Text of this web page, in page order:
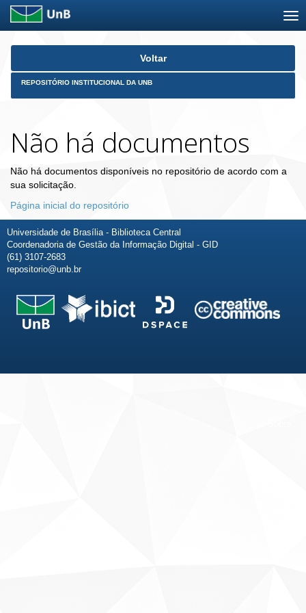
Skip
Voltar
REPOSITÓRIO INSTITUCIONAL DA UNB
Não há documentos
Não há documentos disponíveis no repositório de acordo com a
sua solicitação.
Página inicial do repositório
Universidade de Brasília - Biblioteca Central
Coordenadoria de Gestão da Informação Digital - GID
(61) 3107-2683
repositorio@unb.br